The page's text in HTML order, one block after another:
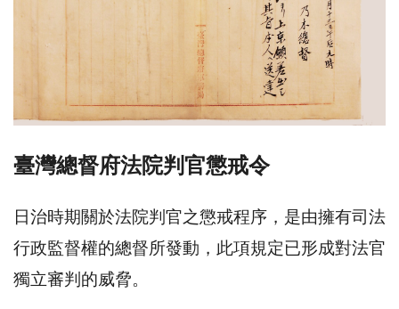
臺灣總督府法院判官懲戒令
日治時期關於法院判官之懲戒程序，是由擁有司法
行政監督權的總督所發動，此項規定已形成對法官
獨立審判的威脅。